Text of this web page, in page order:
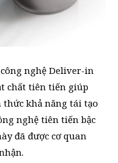
nghệ Deliver-in
chất tiên tiến giúp
khả năng tái tạo
nghệ tiên tiến bậc
đã được cơ quan